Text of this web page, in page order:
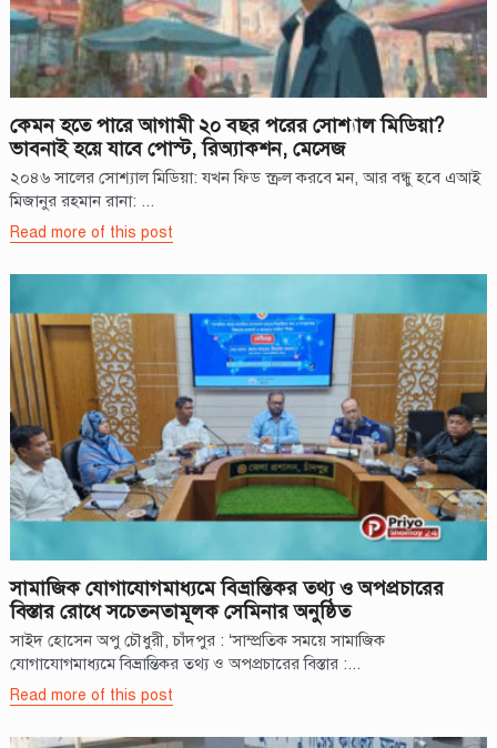
কেমন হতে পারে আগামী ২০ বছর পরের সোশ্যাল মিডিয়া?
ভাবনাই হয়ে যাবে পোস্ট, রিঅ্যাকশন, মেসেজ
২০৪৬ সালের সোশ্যাল মিডিয়া: যখন ফিড স্ক্রল করবে মন, আর বন্ধু হবে এআই
মিজানুর রহমান রানা: ...
Read more of this post
সামাজিক যোগাযোগমাধ্যমে বিভ্রান্তিকর তথ্য ও অপপ্রচারের
বিস্তার রোধে সচেতনতামূলক সেমিনার অনুষ্ঠিত
সাইদ হোসেন অপু চৌধুরী, চাঁদপুর : ‘সাম্প্রতিক সময়ে সামাজিক
যোগাযোগমাধ্যমে বিভ্রান্তিকর তথ্য ও অপপ্রচারের বিস্তার :...
Read more of this post